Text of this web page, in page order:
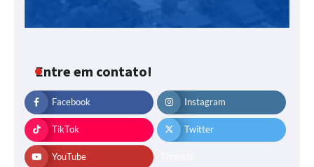
Entre em contato!
Facebook Instagram
TikTok Twitter
YouTube